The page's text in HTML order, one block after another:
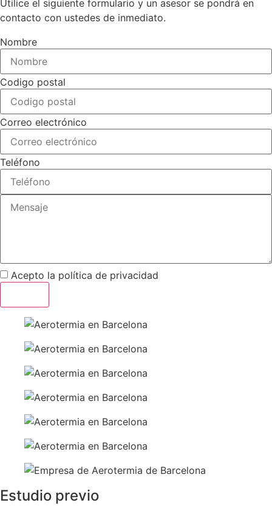
Utilice el siguiente formulario y un asesor se pondrá en
contacto con ustedes de inmediato.
Nombre
Codigo postal
Correo electrónico
Teléfono
Acepto la política de privacidad
Estudio previo